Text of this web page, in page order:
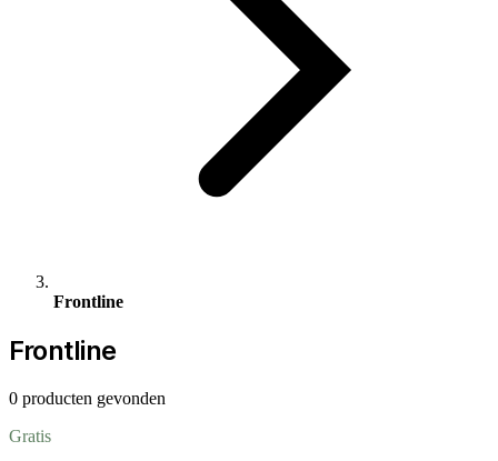
Frontline
Frontline
0 producten gevonden
Gratis